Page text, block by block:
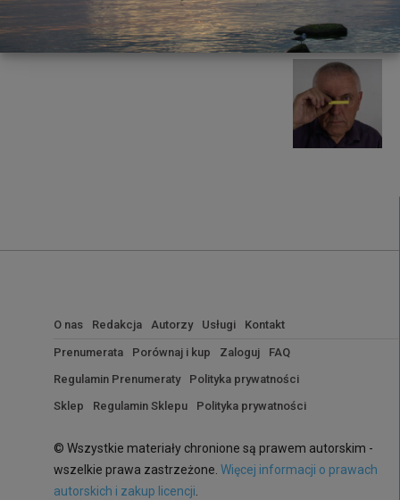
O nas Redakcja Autorzy Usługi Kontakt
Prenumerata Porównaj i kup Zaloguj
FAQ
Regulamin Prenumeraty
Polityka prywatności
Sklep
Regulamin Sklepu Polityka prywatności
© Wszystkie materiały chronione są prawem autorskim -
wszelkie prawa zastrzeżone. Więcej informacji o prawach
autorskich i zakup licencji